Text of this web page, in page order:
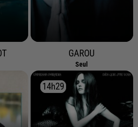
GAROU
Seul
14h29
14h29